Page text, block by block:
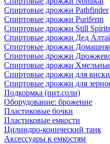
Спиртовые дрожжи Pathfinder
Спиртовые дрожжи Puriferm
Спиртовые дрожжи Still Spirits
Спиртовые дрожжи Дед
Спиртовые дрожжи
Спиртовые дрожжи
Спиртовые дрожжи
Спиртовые дрожжи для виски
Спиртовые дрожжи для
Подкормка (пит.соли)
Оборудование: брожение
Пластиковые бочки
Пластиковые емкости
Цилиндро-конический танк
Аксессуары к емкостям